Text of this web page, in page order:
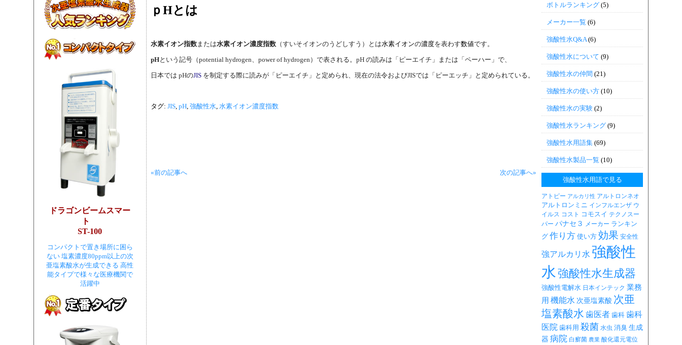
ドラゴンビームスマー
ト
ST-100
コンパクトで置き場所に困ら
ない 塩素濃度80ppm以上の次
亜塩素酸水が生成できる 高性
能タイプで様々な医療機関で
活躍中
ｐHとは
水素イオン指数または水素イオン濃度指数 （すいそイオンのうどしすう）とは水素イオンの濃度を表わす数値です。
pHという記号（potential hydrogen、power of hydrogen）で表される。pH の読みは「ピーエイチ」 または「ペーハー」で、
日本では pHのJIS を制定する際に読みが「ピーエイチ」と定められ、現在の法令およびJISでは「ピーエッチ」と定められている。
タグ: JIS, pH, 強酸性水, 水素イオン濃度指数
«前の記事へ 次の記事へ»
ボトルランキング (5)
メーカー一覧 (6)
強酸性水Q&A (6)
強酸性水について (9)
強酸性水の仲間 (21)
強酸性水の使い方 (10)
強酸性水の実験 (2)
強酸性水ランキング (9)
強酸性水用語集 (69)
強酸性水製品一覧 (10)
強酸性水用語で見る
アトピー アルカリ性 アルトロンネオ
アルトロンミニ インフルエンザ ウ
イルス コスト コモスイ テクノスー
パー パナセ３ メーカー ランキン
グ 作り方 使い方 効果 安全性
強アルカリ水 強酸性
水強酸性水生成器
強酸性電解水 日本インテック 業務
用 機能水 次亜塩素酸 次亜
塩素酸水 歯医者 歯科 歯科
医院 歯科用 殺菌 水虫 消臭 生成
器 病院 白癬菌 農業 酸化還元電位